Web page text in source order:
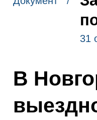
31
В